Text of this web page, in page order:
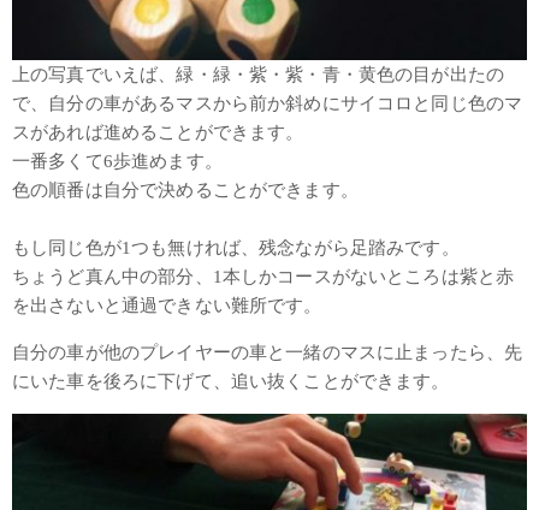
上の写真でいえば、緑・緑・紫・紫・青・黄色の目が出たの
で、自分の車があるマスから前か斜めにサイコロと同じ色のマ
スがあれば進めることができます。
一番多くて6歩進めます。
色の順番は自分で決めることができます。
もし同じ色が1つも無ければ、残念ながら足踏みです。
ちょうど真ん中の部分、1本しかコースがないところは紫と赤
を出さないと通過できない難所です。
自分の車が他のプレイヤーの車と一緒のマスに止まったら、先
にいた車を後ろに下げて、追い抜くことができます。